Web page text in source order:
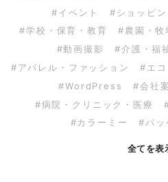
#イベント
#ショッピン
#学校・保育・教育
#農園・牧
#動画撮影
#介護・福
#アパレル・ファッション
#エコ
#WordPress
#会社
#病院・クリニック・医療
#カラーミー
#パッ
全てを表